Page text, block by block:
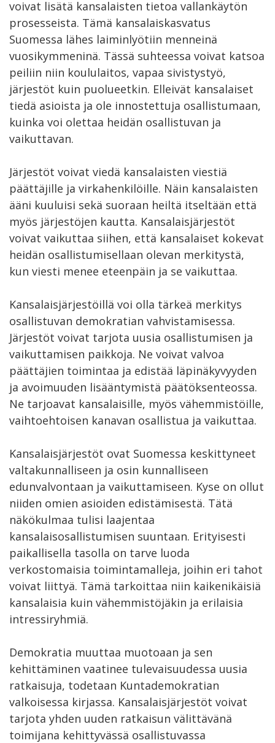
voivat lisätä kansalaisten tietoa vallankäytön
prosesseista. Tämä kansalaiskasvatus
Suomessa lähes laiminlyötiin menneinä
vuosikymmeninä. Tässä suhteessa voivat katsoa
peiliin niin koululaitos, vapaa sivistystyö,
järjestöt kuin puolueetkin. Elleivät kansalaiset
tiedä asioista ja ole innostettuja osallistumaan,
kuinka voi olettaa heidän osallistuvan ja
vaikuttavan.
Järjestöt voivat viedä kansalaisten viestiä
päättäjille ja virkahenkilöille. Näin kansalaisten
ääni kuuluisi sekä suoraan heiltä itseltään että
myös järjestöjen kautta. Kansalaisjärjestöt
voivat vaikuttaa siihen, että kansalaiset kokevat
heidän osallistumisellaan olevan merkitystä,
kun viesti menee eteenpäin ja se vaikuttaa.
Kansalaisjärjestöillä voi olla tärkeä merkitys
osallistuvan demokratian vahvistamisessa.
Järjestöt voivat tarjota uusia osallistumisen ja
vaikuttamisen paikkoja. Ne voivat valvoa
päättäjien toimintaa ja edistää läpinäkyvyyden
ja avoimuuden lisääntymistä päätöksenteossa.
Ne tarjoavat kansalaisille, myös vähemmistöille,
vaihtoehtoisen kanavan osallistua ja vaikuttaa.
Kansalaisjärjestöt ovat Suomessa keskittyneet
valtakunnalliseen ja osin kunnalliseen
edunvalvontaan ja vaikuttamiseen. Kyse on ollut
niiden omien asioiden edistämisestä. Tätä
näkökulmaa tulisi laajentaa
kansalaisosallistumisen suuntaan. Erityisesti
paikallisella tasolla on tarve luoda
verkostomaisia toimintamalleja, joihin eri tahot
voivat liittyä. Tämä tarkoittaa niin kaikenikäisiä
kansalaisia kuin vähemmistöjäkin ja erilaisia
intressiryhmiä.
Demokratia muuttaa muotoaan ja sen
kehittäminen vaatinee tulevaisuudessa uusia
ratkaisuja, todetaan Kuntademokratian
valkoisessa kirjassa. Kansalaisjärjestöt voivat
tarjota yhden uuden ratkaisun välittävänä
toimijana kehittyvässä osallistuvassa